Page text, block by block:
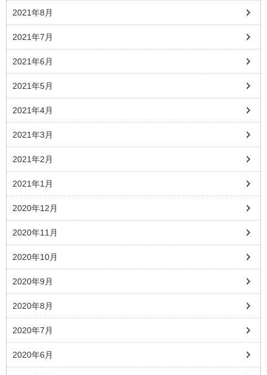
2021年8月
2021年7月
2021年6月
2021年5月
2021年4月
2021年3月
2021年2月
2021年1月
2020年12月
2020年11月
2020年10月
2020年9月
2020年8月
2020年7月
2020年6月